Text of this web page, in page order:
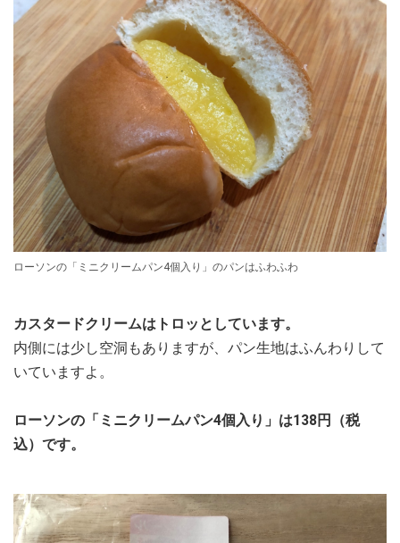
ローソンの「ミニクリームパン4個入り」のパンはふわふわ
カスタードクリームはトロッとしています。
内側には少し空洞もありますが、パン生地はふんわりして
いていますよ。
ローソンの「ミニクリームパン4個入り」は138円（税
込）です。